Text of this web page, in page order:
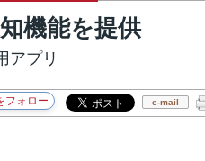
機能を提供
アプリ
e-mail